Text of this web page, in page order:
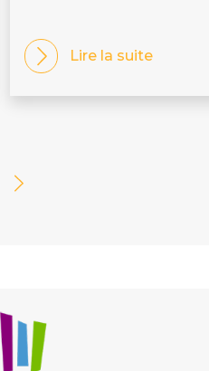
Lire la suite